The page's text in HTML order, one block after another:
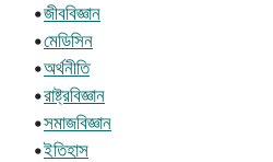
•জীববিজ্ঞান
•মেডিসিন
•অর্থনীতি
•রাষ্ট্রবিজ্ঞান
•সমাজবিজ্ঞান
•ইতিহাস